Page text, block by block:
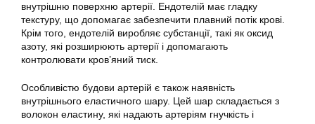
внутрішню поверхню артерії. Ендотелій має гладку
текстуру, що допомагає забезпечити плавний потік крові.
Крім того, ендотелій виробляє субстанції, такі як оксид
азоту, які розширюють артерії і допомагають
контролювати кров’яний тиск.
Особливістю будови артерій є також наявність
внутрішнього еластичного шару. Цей шар складається з
волокон еластину, які надають артеріям гнучкість і